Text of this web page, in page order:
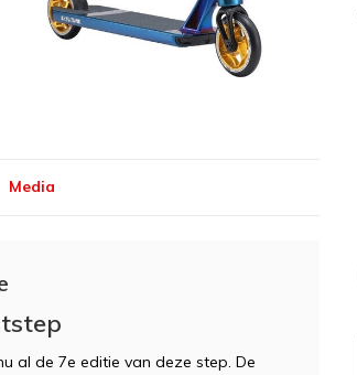
Media
al de 7e editie van deze step. De